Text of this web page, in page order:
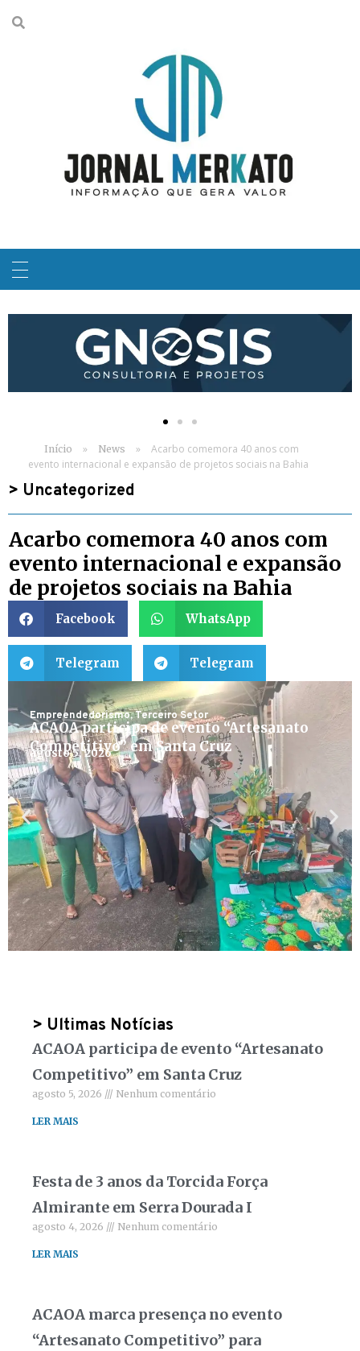
Início » News »
Acarbo comemora 40 anos com
evento internacional e expansão de projetos sociais na Bahia
> Uncategorized
Acarbo comemora 40 anos com
evento internacional e expansão
de projetos sociais na Bahia
Facebook WhatsApp
Telegram Telegram
Empreendedorismo,Terceiro Setor
ACAOA participa de evento “Artesanato
Competitivo” em Santa Cruz
agosto 5, 2026
> Ultimas Notícias
ACAOA participa de evento “Artesanato
Competitivo” em Santa Cruz
agosto 5, 2026 Nenhum comentário
LER MAIS
Festa de 3 anos da Torcida Força
Almirante em Serra Dourada I
agosto 4, 2026 Nenhum comentário
LER MAIS
ACAOA marca presença no evento
“Artesanato Competitivo” para